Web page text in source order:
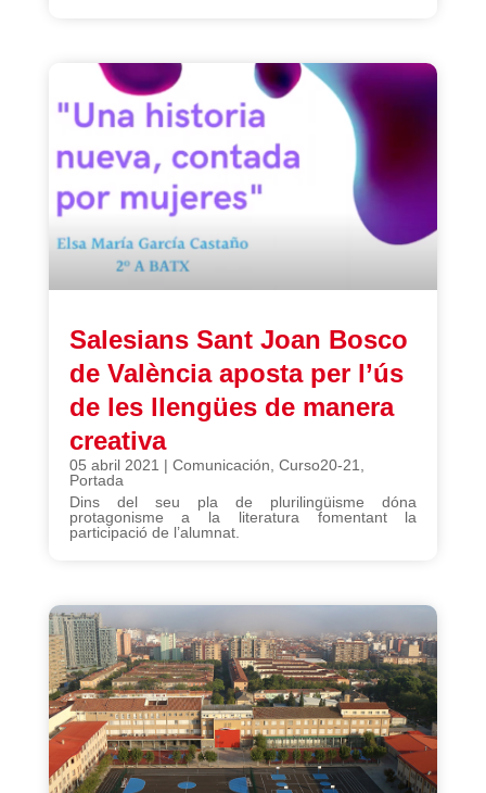
Salesians Sant Joan Bosco
de València aposta per l’ús
de les llengües de manera
creativa
05 abril 2021 | Comunicación Curso20-21
Portada
Dins del seu pla de plurilingüisme dóna
protagonisme a la literatura fomentant la
participació de l’alumnat.